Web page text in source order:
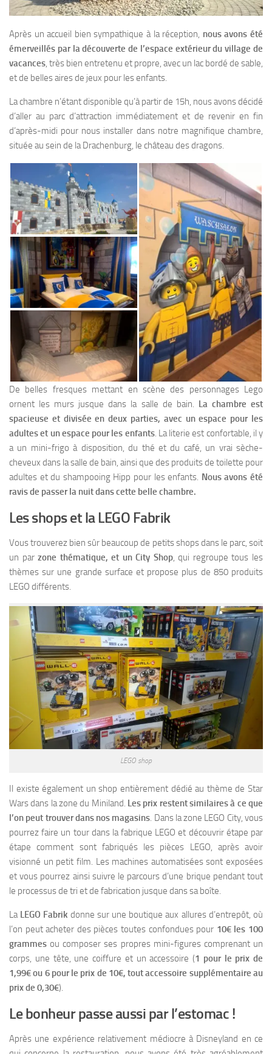
Après un accueil bien sympathique à la réception, nous avons été
émerveillés par la découverte de l’espace extérieur du village de
vacances, très bien entretenu et propre, avec un lac bordé de sable,
et de belles aires de jeux pour les enfants.
La chambre n’étant disponible qu’à partir de 15h, nous avons décidé
d’aller au parc d’attraction immédiatement et de revenir en fin
d’après-midi pour nous installer dans notre magnifique chambre,
située au sein de la Drachenburg, le château des dragons.
De belles fresques mettant en scène des personnages Lego
ornent les murs jusque dans la salle de bain. La chambre est
spacieuse et divisée en deux parties, avec un espace pour les
adultes et un espace pour les enfants. La literie est confortable, il y
a un mini-frigo à disposition, du thé et du café, un vrai sèche-
cheveux dans la salle de bain, ainsi que des produits de toilette pour
adultes et du shampooing Hipp pour les enfants. Nous avons été
ravis de passer la nuit dans cette belle chambre.
Les shops et la LEGO Fabrik
Vous trouverez bien sûr beaucoup de petits shops dans le parc, soit
un parzone thématique, et un City Shop, qui regroupe tous les
thèmes sur une grande surface et propose plus de 850 produits
LEGO différents.
LEGO shop
Il existe également un shop entièrement dédié au thème de Star
Wars dans la zone du Miniland. Les prix restent similaires à ce que
l’on peut trouver dans nos magasins. Dans la zone LEGO City, vous
pourrez faire un tour dans la fabrique LEGO et découvrir étape par
étape comment sont fabriqués les pièces LEGO, après avoir
visionné un petit film. Les machines automatisées sont exposées
et vous pourrez ainsi suivre le parcours d’une brique pendant tout
le processus de tri et de fabrication jusque dans sa boîte.
La LEGO Fabrik donne sur une boutique aux allures d’entrepôt, où
l’on peut acheter des pièces toutes confondues pour 10€ les 100
grammes ou composer ses propres mini-figures comprenant un
corps, une tête, une coiffure et un accessoire (1 pour le prix de
1,99€ ou 6 pour le prix de 10€, tout accessoire supplémentaire au
prix de 0,30€).
Le bonheur passe aussi par l’estomac !
Après une expérience relativement médiocre à Disneyland en ce